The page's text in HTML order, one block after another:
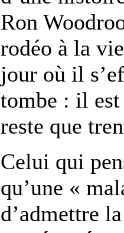
Ron
rodéo à la
jour où il
tombe : il
reste que
Celui qui
qu’une «
d’admettre